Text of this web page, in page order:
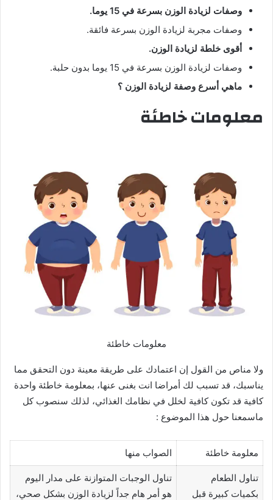
وصفات لزيادة الوزن بسرعة في 15 يوما
.
وصفات مجربة لزيادة الوزن بسرعة فائقة.
أقوى خلطة لزيادة الوزن.
وصفات لزيادة الوزن بسرعة في 15 يوما بدون حلبة.
ماهي أسرع وصفة لزيادة الوزن ؟
معلومات خاطئة
معلومات خاطئة
ولا مناص من القول إن اعتمادك على طريقة معينة دون التحقق مما
يناسبك، قد تسبب لك أمراضا انت بغنى عنها، بمعلومة خاطئة واحدة
كافية قد تكون كافية لخلل في نظامك الغذائي، لذلك سنصوب كل
ماسمعنا حول هذا الموضوع :
معلومة خاطئة الصواب منها
تناول الطعام
بكميات كبيرة قبل
تناول الوجبات المتوازنة على مدار اليوم
هو أمر هام جداً لزيادة الوزن بشكل صحي،